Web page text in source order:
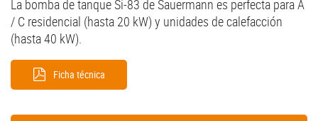
La bomba de tanque Si-83 de Sauermann es perfecta para A
/ C residencial (hasta 20 kW) y unidades de calefacción
(hasta 40 kW).
Ficha técnica